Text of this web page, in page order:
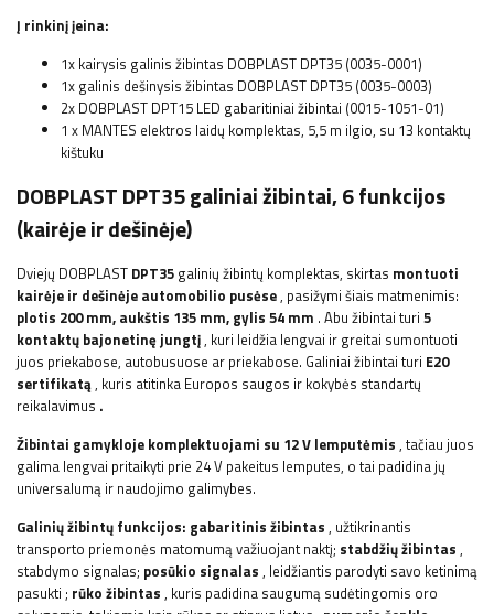
Į rinkinį įeina:
1x kairysis galinis žibintas DOBPLAST DPT35 (0035-0001)
1x galinis dešinysis žibintas DOBPLAST DPT35 (0035-0003)
2x DOBPLAST DPT15 LED gabaritiniai žibintai (0015-1051-01)
1 x MANTES elektros laidų komplektas, 5,5 m ilgio, su 13 kontaktų
kištuku
DOBPLAST DPT35 galiniai žibintai, 6 funkcijos
(kairėje ir dešinėje)
Dviejų DOBPLAST DPT35 galinių žibintų komplektas, skirtas montuoti
kairėje ir dešinėje automobilio pusėse, pasižymi šiais matmenimis:
plotis 200 mm, aukštis 135 mm, gylis 54 mm . Abu žibintai turi 5
kontaktų bajonetinę jungtį, kuri leidžia lengvai ir greitai sumontuoti
juos priekabose, autobusuose ar priekabose. Galiniai žibintai turi E20
sertifikatą, kuris atitinka Europos saugos ir kokybės standartų
reikalavimus .
Žibintai gamykloje komplektuojami su 12 V lemputėmis , tačiau juos
galima lengvai pritaikyti prie 24 V pakeitus lemputes, o tai padidina jų
universalumą ir naudojimo galimybes.
Galinių žibintų funkcijos: gabaritinis žibintas , užtikrinantis
transporto priemonės matomumą važiuojant naktį; stabdžių žibintas ,
stabdymo signalas; posūkio signalas , leidžiantis parodyti savo ketinimą
pasukti ; rūko žibintas , kuris padidina saugumą sudėtingomis oro